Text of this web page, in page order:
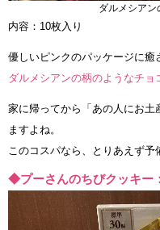
ダルメシアン
内容：10枚入り
優しいピンクのパッケージに癒
ダルメシアンの柄のようなチョ
家に帰ってから「あの人にお土
ますよね。
このコスパなら、とりあえず予
◆プーさんのちびクッキー